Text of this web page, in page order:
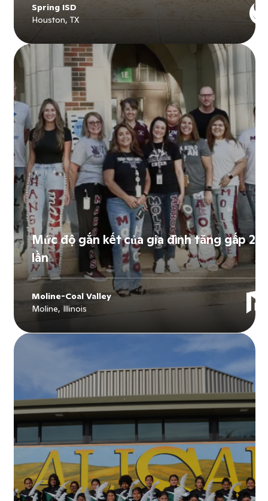
Spring ISD
Houston, TX
Explore
Mức độ gắn kết của gia đình tăng gấp 2
lần
Moline-Coal Valley
Moline, Illinois
ExploreMoline-Coal Valley